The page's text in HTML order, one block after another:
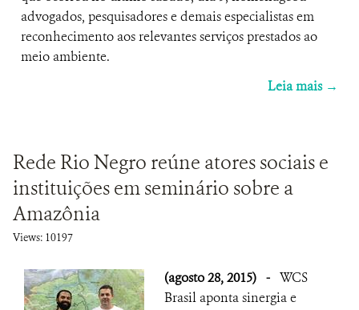
advogados, pesquisadores e demais especialistas em
reconhecimento aos relevantes serviços prestados ao
meio ambiente.
Leia mais →
Rede Rio Negro reúne atores sociais e
instituições em seminário sobre a
Amazônia
Views: 10197
(agosto 28, 2015) - WCS
Brasil aponta sinergia e